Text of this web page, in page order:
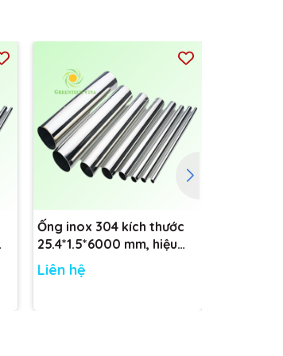
Ống inox 304 kích thước
25.4*1.5*6000 mm, hiệu
CARTEN PIPE
Liên hệ